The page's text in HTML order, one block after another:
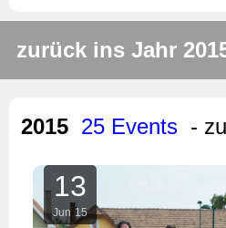
zurück ins Jahr
2015 25 Events -
13
Jun 15